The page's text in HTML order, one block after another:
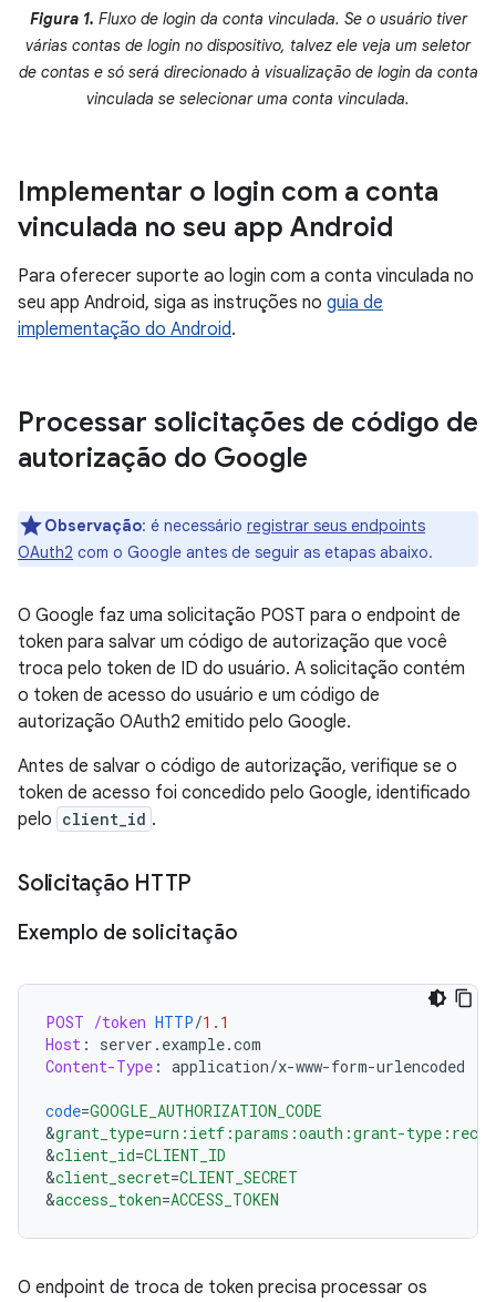
Figura 1. Fluxo de login da conta vinculada. Se o usuário tiver
várias contas de login no dispositivo, talvez ele veja um seletor
de contas e só será direcionado à visualização de login da conta
vinculada se selecionar uma conta vinculada.
Implementar o login com a conta
vinculada no seu app Android
Para oferecer suporte ao login com a conta vinculada no
seu app Android, siga as instruções no guia de
implementação do Android.
Processar solicitações de código de
autorização do Google
Observação: é necessário registrar seus endpoints
OAuth2 com o Google antes de seguir as etapas abaixo.
O Google faz uma solicitação POST para o endpoint de
token para salvar um código de autorização que você
troca pelo token de ID do usuário. A solicitação contém
o token de acesso do usuário e um código de
autorização OAuth2 emitido pelo Google.
Antes de salvar o código de autorização, verifique se o
token de acesso foi concedido pelo Google, identificado
pelo client_id .
Solicitação HTTP
Exemplo de solicitação
POST /token HTTP/1.1
Host :
server.example.com
Content-Type : application/x-www-form-urlencoded
code=GOOGLE_AUTHORIZATION_CODE
&grant_type=urn:ietf:params:oauth:grant-
&client_id=CLIENT_ID
&client_secret=CLIENT_SECRET
&access_token=ACCESS_TOKEN
O endpoint de troca de token precisa processar os